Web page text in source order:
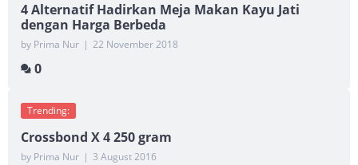
4 Alternatif Hadirkan Meja Makan Kayu Jati
dengan Harga Berbeda
by Prima Nur | 22 November 2018
0
Trending:
Crossbond X 4 250 gram
by Prima Nur | 3 August 2016